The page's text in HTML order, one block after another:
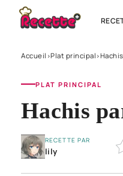
Accueil ›Plat principal ›
PLAT PRINCIPAL
Hachis
RECETTE PAR
lily